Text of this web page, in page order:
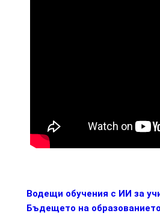
Водещи обучения с ИИ за
Бъдещето на